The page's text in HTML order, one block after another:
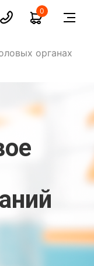
0
органах